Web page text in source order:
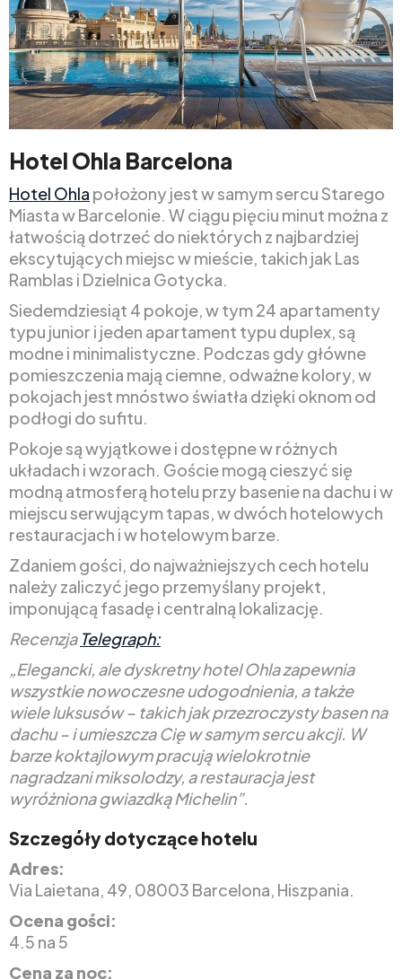
Hotel Ohla Barcelona
Hotel Ohla położony jest w samym sercu Starego
Miasta w Barcelonie. W ciągu pięciu minut można z
łatwością dotrzeć do niektórych z najbardziej
ekscytujących miejsc w mieście, takich jak Las
Ramblas i Dzielnica Gotycka.
Siedemdziesiąt 4 pokoje, w tym 24 apartamenty
typu junior i jeden apartament typu duplex, są
modne i minimalistyczne. Podczas gdy główne
pomieszczenia mają ciemne, odważne kolory, w
pokojach jest mnóstwo światła dzięki oknom od
podłogi do sufitu.
Pokoje są wyjątkowe i dostępne w różnych
układach i wzorach. Goście mogą cieszyć się
modną atmosferą hotelu przy basenie na dachu i w
miejscu serwującym tapas, w dwóch hotelowych
restauracjach i w hotelowym barze.
Zdaniem gości, do najważniejszych cech hotelu
należy zaliczyć jego przemyślany projekt,
imponującą fasadę i centralną lokalizację.
Recenzja Telegraph:
„Elegancki, ale dyskretny hotel Ohla zapewnia
wszystkie nowoczesne udogodnienia, a także
wiele luksusów – takich jak przezroczysty basen na
dachu – i umieszcza Cię w samym sercu akcji. W
barze koktajlowym pracują wielokrotnie
nagradzani miksolodzy, a restauracja jest
wyróżniona gwiazdką Michelin”.
Szczegóły dotyczące hotelu
Adres:
Via Laietana, 49, 08003 Barcelona, Hiszpania.
Ocena gości:
4.5 na 5
Cena za noc: